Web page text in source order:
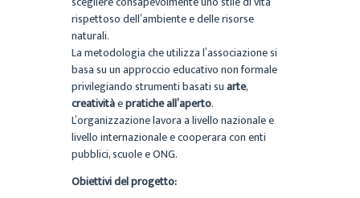
rispettoso dell’ambiente e delle risorse
naturali.
La metodologia che utilizza l’associazione si
basa su un approccio educativo non formale
privilegiando strumenti basati suarte,
creativitàepratiche all’aperto.
L’organizzazione lavora a livello nazionale e
livello internazionale e cooperara con enti
pubblici, scuole e ONG.
Obiettivi del progetto: